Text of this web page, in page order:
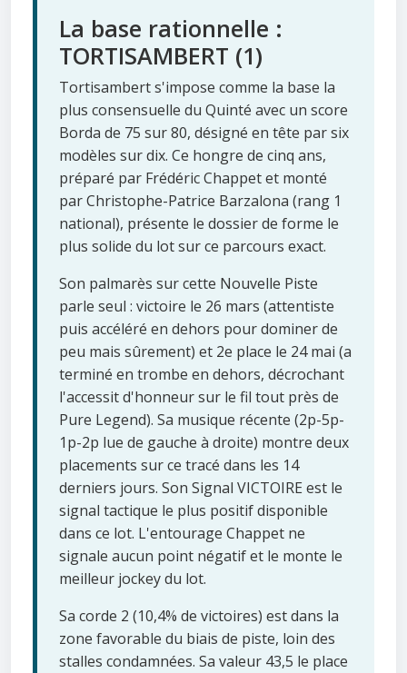
La base rationnelle :
TORTISAMBERT (1)
Tortisambert s'impose comme la base la
plus consensuelle du Quinté avec un score
Borda de 75 sur 80, désigné en tête par six
modèles sur dix. Ce hongre de cinq ans,
préparé par Frédéric Chappet et monté
par Christophe-Patrice Barzalona (rang 1
national), présente le dossier de forme le
plus solide du lot sur ce parcours exact.
Son palmarès sur cette Nouvelle Piste
parle seul : victoire le 26 mars (attentiste
puis accéléré en dehors pour dominer de
peu mais sûrement) et 2e place le 24 mai (a
terminé en trombe en dehors, décrochant
l'accessit d'honneur sur le fil tout près de
Pure Legend). Sa musique récente (2p-5p-
1p-2p lue de gauche à droite) montre deux
placements sur ce tracé dans les 14
derniers jours. Son Signal VICTOIRE est le
signal tactique le plus positif disponible
dans ce lot. L'entourage Chappet ne
signale aucun point négatif et le monte le
meilleur jockey du lot.
Sa corde 2 (10,4% de victoires) est dans la
zone favorable du biais de piste, loin des
stalles condamnées. Sa valeur 43,5 le place